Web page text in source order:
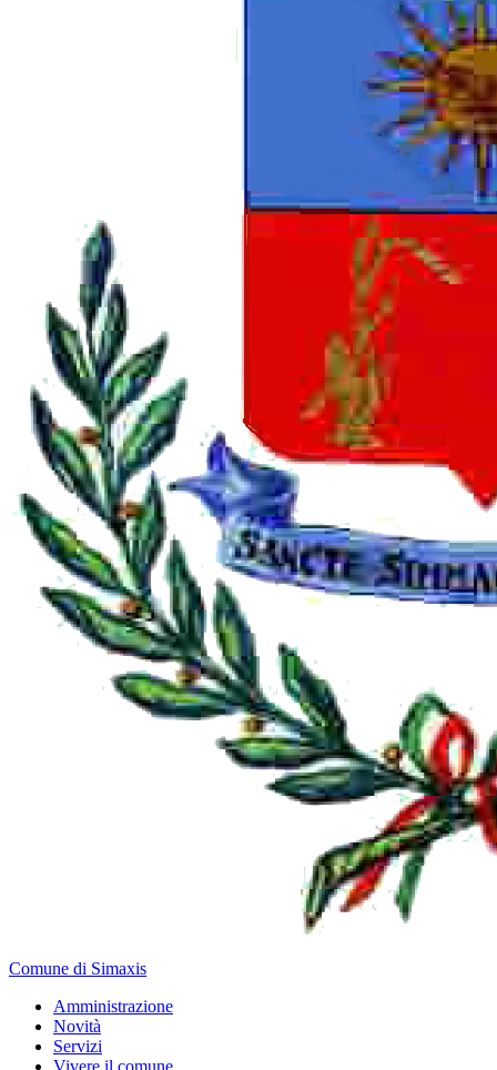
Comune di Simaxis
Amministrazione
Novità
Servizi
Vivere il comune